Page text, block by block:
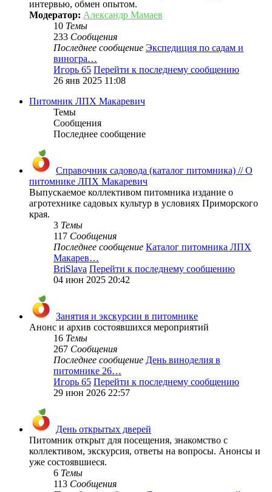
интервью, обмен опытом.
Модератор: Александр Мамаев
10 Темы
233 Сообщения
Последнее сообщение Экспедиция по садам и
виногра…
Игорь 65 Перейти к последнему сообщению
26 янв 2025 11:08
Питомник ЛПХ Макаревич
Темы
Сообщения
Последнее сообщение
Справочник садовода (каталог питомника) // О
питомнике ЛПХ Макаревич
Выпускаемое коллективом питомника издание о
агротехнике садовых культур в условиях Приморского
края.
3 Темы
117 Сообщения
Последнее сообщение Каталог питомника ЛПХ
Макарев…
BriSlava Перейти к последнему сообщению
04 июн 2025 20:42
Занятия и экскурсии в питомнике
Анонс и архив состоявшихся мероприятий
16 Темы
267 Сообщения
Последнее сообщение День виноделия в
питомнике 26…
Игорь 65 Перейти к последнему сообщению
29 июн 2026 22:57
День открытых дверей
Питомник открыт для посещения, знакомство с
коллективом, экскурсия, ответы на вопросы. Анонсы и
уже состоявшиеся.
6 Темы
113 Сообщения